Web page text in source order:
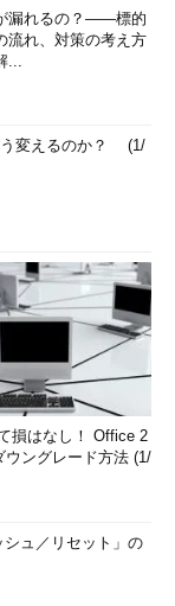
漏れるの？――標的
流れ、対策の考え方
...
う変えるのか？ (1/
損はなし！ Office 2
ウングレード方法 (1/
ュ／リセット」の